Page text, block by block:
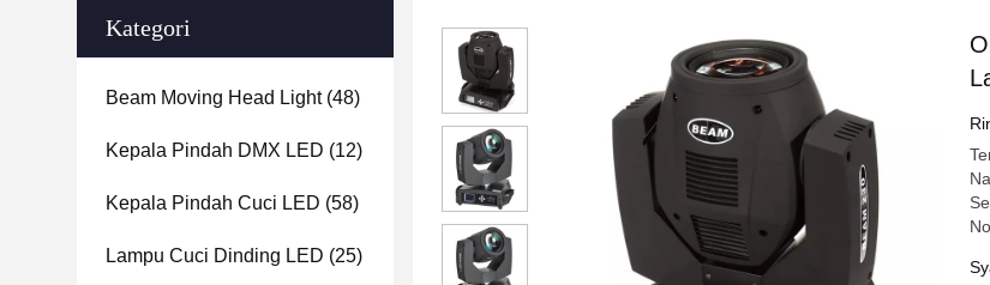
Kategori
Beam Moving Head Light(48)
Kepala Pindah DMX LED (12)
Kepala Pindah Cuci LED (58)
Lampu Cuci Dinding LED (25)